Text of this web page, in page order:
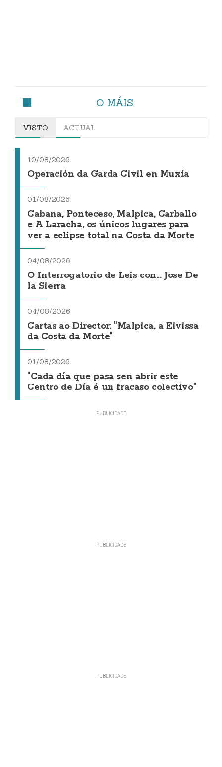
O MÁIS
VISTO ACTUAL
10/08/2026
Operación da Garda Civil en Muxía
01/08/2026
Cabana, Ponteceso, Malpica, Carballo
e A Laracha, os únicos lugares para
ver a eclipse total na Costa da Morte
04/08/2026
O Interrogatorio de Leis con... Jose De
la Sierra
04/08/2026
Cartas ao Director: "Malpica, a Eivissa
da Costa da Morte"
01/08/2026
"Cada día que pasa sen abrir este
Centro de Día é un fracaso colectivo"